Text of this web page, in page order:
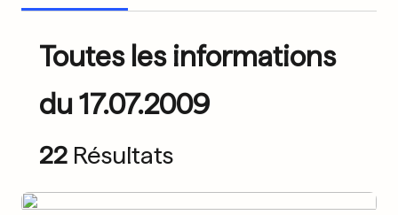
Toutes les informations
du 17.07.2009
22 Résultats